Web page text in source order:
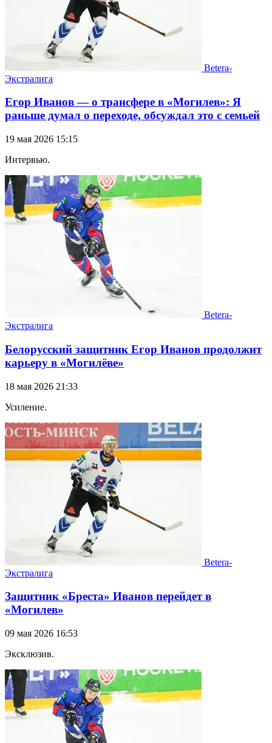
Betera-
Экстралига
Егор Иванов — о трансфере в «Могилев»: Я
раньше думал о переходе, обсуждал это с семьей
19 мая 2026 15:15
Интервью.
Betera-
Экстралига
Белорусский защитник Егор Иванов продолжит
карьеру в «Могилёве»
18 мая 2026 21:33
Усиление.
Betera-
Экстралига
Защитник «Бреста» Иванов перейдет в
«Могилев»
09 мая 2026 16:53
Эксклюзив.